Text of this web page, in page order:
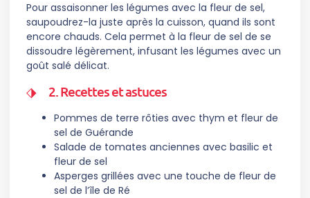
Pour assaisonner les légumes avec la fleur de sel,
saupoudrez-la juste après la cuisson, quand ils sont
encore chauds. Cela permet à la fleur de sel de se
dissoudre légèrement, infusant les légumes avec un
goût salé délicat.
2. Recettes et astuces
Pommes de terre rôties avec thym et fleur de
sel de Guérande
Salade de tomates anciennes avec basilic et
fleur de sel
Asperges grillées avec une touche de fleur de
sel de l’île de Ré